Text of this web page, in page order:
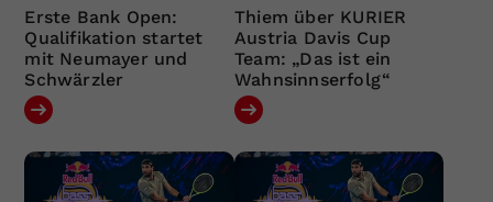
Erste Bank Open:
Qualifikation startet
mit Neumayer und
Schwärzler
Thiem über KURIER
Austria Davis Cup
Team: „Das ist ein
Wahnsinnserfolg“